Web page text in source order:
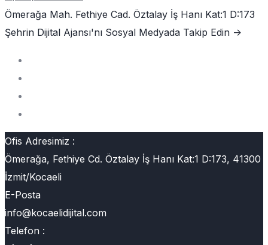
Ömerağa Mah. Fethiye Cad. Öztalay İş Hanı Kat:1 D:173
Şehrin Dijital Ajansı'nı Sosyal Medyada Takip Edin ->
Ofis Adresimiz :
Ömerağa, Fethiye Cd. Öztalay İş Hanı Kat:1 D:173, 41300
İzmit/Kocaeli
E-Posta
info@kocaelidijital.com
Telefon :